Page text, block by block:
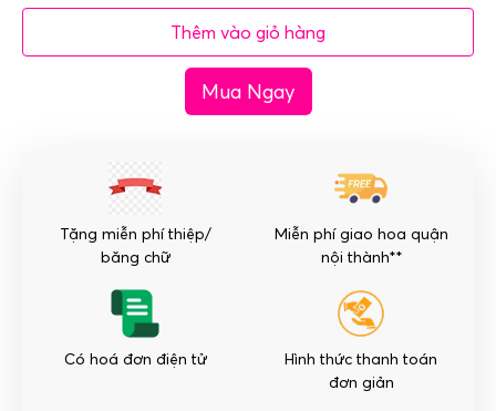
hoa
lượng
Thêm vào giỏ hàng
Mua Ngay
Tặng miễn phí thiệp/
băng chữ
Miễn phí giao hoa quận
nội thành**
Có hoá đơn điện tử
Hình thức thanh toán
đơn giản